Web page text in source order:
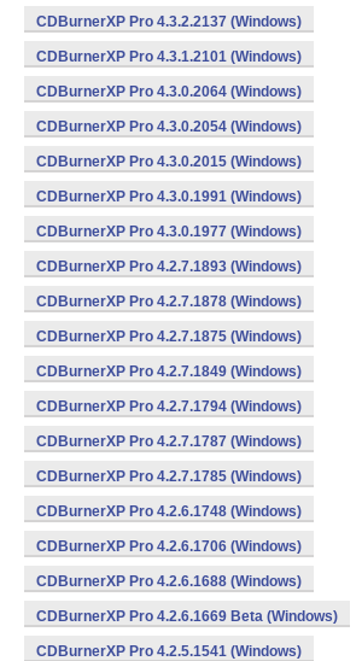
CDBurnerXP Pro 4.3.2.2137 (Windows)
CDBurnerXP Pro 4.3.1.2101 (Windows)
CDBurnerXP Pro 4.3.0.2064 (Windows)
CDBurnerXP Pro 4.3.0.2054 (Windows)
CDBurnerXP Pro 4.3.0.2015 (Windows)
CDBurnerXP Pro 4.3.0.1991 (Windows)
CDBurnerXP Pro 4.3.0.1977 (Windows)
CDBurnerXP Pro 4.2.7.1893 (Windows)
CDBurnerXP Pro 4.2.7.1878 (Windows)
CDBurnerXP Pro 4.2.7.1875 (Windows)
CDBurnerXP Pro 4.2.7.1849 (Windows)
CDBurnerXP Pro 4.2.7.1794 (Windows)
CDBurnerXP Pro 4.2.7.1787 (Windows)
CDBurnerXP Pro 4.2.7.1785 (Windows)
CDBurnerXP Pro 4.2.6.1748 (Windows)
CDBurnerXP Pro 4.2.6.1706 (Windows)
CDBurnerXP Pro 4.2.6.1688 (Windows)
CDBurnerXP Pro 4.2.6.1669 Beta (Windows)
CDBurnerXP Pro 4.2.5.1541 (Windows)